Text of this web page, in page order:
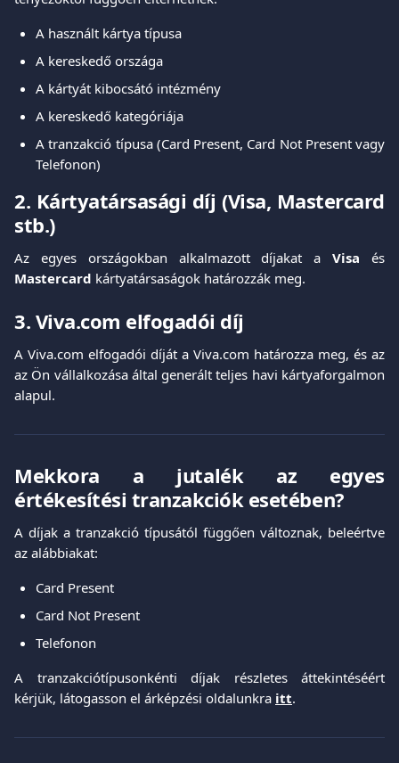
A használt kártya típusa
A kereskedő országa
A kártyát kibocsátó intézmény
A kereskedő kategóriája
A tranzakció típusa (Card Present, Card Not Present vagy
Telefonon)
2. Kártyatársasági díj (Visa, Mastercard
stb.)
Az egyes országokban alkalmazott díjakat aVisa és
Mastercard kártyatársaságok határozzák meg.
3. Viva.com elfogadói díj
A Viva.com elfogadói díját a Viva.com határozza meg, és az
az Ön vállalkozása által generált teljes havi kártyaforgalmon
alapul.
Mekkora a jutalék az egyes
értékesítési tranzakciók esetében?
A díjak a tranzakció típusától függően változnak, beleértve
az alábbiakat:
Card Present
Card Not Present
Telefonon
A tranzakciótípusonkénti díjak részletes áttekintéséért
kérjük, látogasson el árképzési oldalunkra itt.